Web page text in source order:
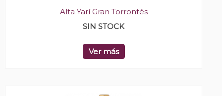
Alta Yarí Gran Torrontés
SIN STOCK
Ver más